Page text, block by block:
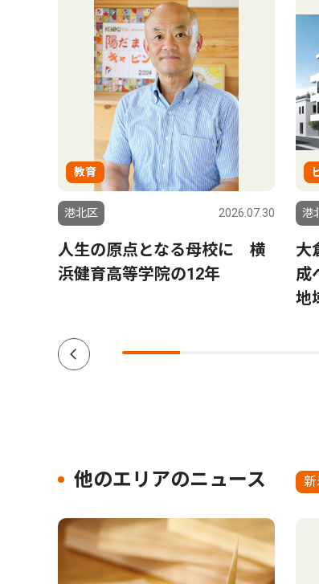
教育
港北区 2026.07.30
人生の原点となる母校に 横
浜健育高等学院の12年
港
大
成
地
他のエリアのニュース